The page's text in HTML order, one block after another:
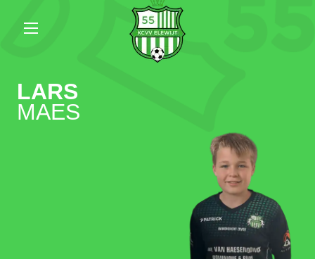
LARS
MAES